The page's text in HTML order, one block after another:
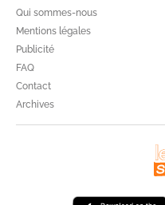
Qui sommes-nous
Mentions légales
Publicité
FAQ
Contact
Archives